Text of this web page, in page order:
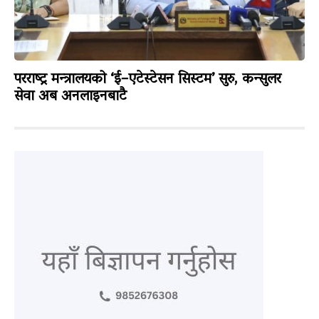
परराष्ट्र मन्त्रालयको ‘ई–एटेस्टेसन सिस्टम’ सुरु, कन्सुलर
सेवा अब अनलाइनबाटै